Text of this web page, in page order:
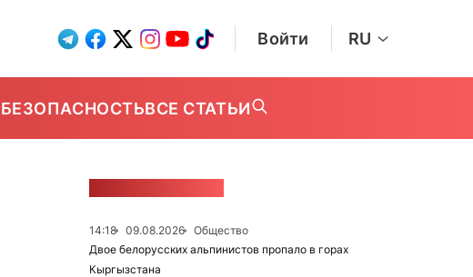
Войти RU
БЕЗОПАСНОСТЬВСЕ СТАТЬИ
14:18 09.08.2026
Общество
Двое белорусских альпинистов пропало в горах
Кыргызстана